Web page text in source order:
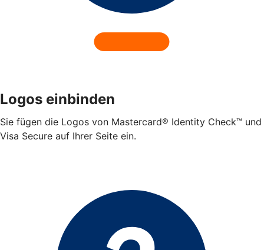
Logos einbinden
Sie fügen die Logos von Mastercard® Identity Check™ und
Visa Secure auf Ihrer Seite ein.